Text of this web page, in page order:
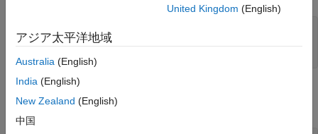
x = rand(1,500)/100;
y = 2.*(rand(1,500)-0.5).*90;
サンプル データを使用して、クエリ点のグリッドを構築します。
グリッド上でサンプル データを内挿し、結果をプロットします。
United Kingdom (English)
アジア太平洋地域
Australia (English)
India (English)
New Zealand (English)
中国